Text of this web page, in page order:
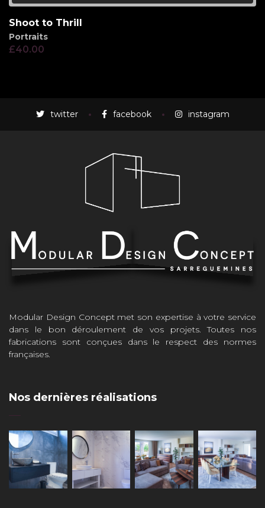
Shoot to Thrill
Portraits
£40.00
twitter facebook instagram
Modular Design Concept met son expertise à votre service
dans le bon déroulement de vos projets. Toutes nos
fabrications sont conçues dans le respect des normes
françaises.
Nos dernières réalisations